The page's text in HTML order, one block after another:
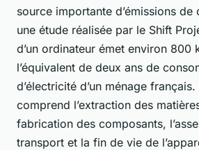
source importante d’émissions de
une étude réalisée par le Shift
d’un ordinateur émet environ 800
l’équivalent de deux ans de
d’électricité d’un ménage
comprend l’extraction des
fabrication des composants,
transport et la fin de vie de